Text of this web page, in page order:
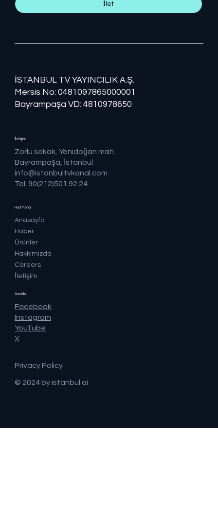
İlet
İSTANBUL TV YAYINCILIK A.Ş.
Mersis No: ​​0481097865000001
Bayrampaşa VD: 4810978650
Hızlı Menü
Anasayfa
Haber
Ürünler
Hakkımızda
Careers
İletişim
İletişim
Zorlu sokak, Yenidoğan mah.
Bayrampaşa, İstanbul
info@istanbultvkanal.com
Tel: 90(212)501 92 24
Socials
Facebook
Instagram
YouTube
X
© 2024 by istanbul ai
Privacy Policy